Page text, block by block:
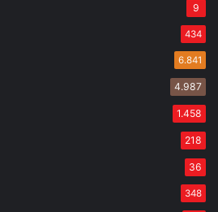
9
434
6.841
4.987
1.458
218
36
348